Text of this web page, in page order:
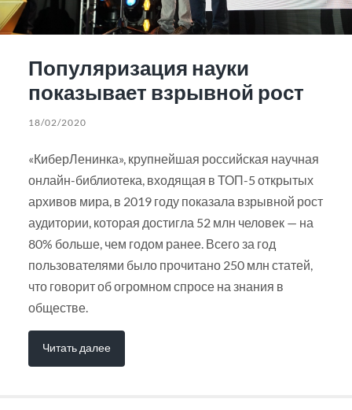
Популяризация науки
показывает взрывной рост
18/02/2020
«КиберЛенинка», крупнейшая российская научная
онлайн-библиотека, входящая в ТОП-5 открытых
архивов мира, в 2019 году показала взрывной рост
аудитории, которая достигла 52 млн человек — на
80% больше, чем годом ранее. Всего за год
пользователями было прочитано 250 млн статей,
что говорит об огромном спросе на знания в
обществе.
Читать далее